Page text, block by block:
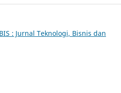
: Jurnal Teknologi, Bisnis dan